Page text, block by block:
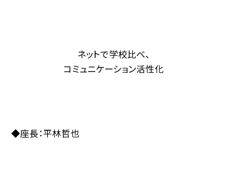
ネットで学校比べ、
コミュニケーション活性化
◆座長：平林哲也